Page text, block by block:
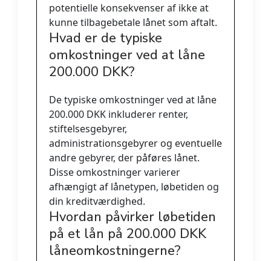
potentielle konsekvenser af ikke at
kunne tilbagebetale lånet som aftalt.
Hvad er de typiske
omkostninger ved at låne
200.000 DKK?
De typiske omkostninger ved at låne
200.000 DKK inkluderer renter,
stiftelsesgebyrer,
administrationsgebyrer og eventuelle
andre gebyrer, der påføres lånet.
Disse omkostninger varierer
afhængigt af lånetypen, løbetiden og
din kreditværdighed.
Hvordan påvirker løbetiden
på et lån på 200.000 DKK
låneomkostningerne?